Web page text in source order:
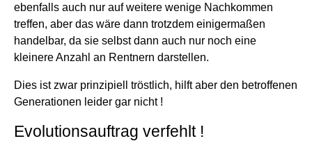
ebenfalls auch nur auf weitere wenige Nachkommen
treffen, aber das wäre dann trotzdem einigermaßen
handelbar, da sie selbst dann auch nur noch eine
kleinere Anzahl an Rentnern darstellen.
Dies ist zwar prinzipiell tröstlich, hilft aber den betroffenen
Generationen leider gar nicht !
Evolutionsauftrag verfehlt !